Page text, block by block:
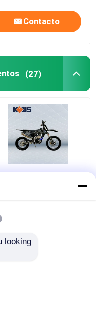
Contacto
(27)
de la bici de
del movimiento
la bici de la
looking